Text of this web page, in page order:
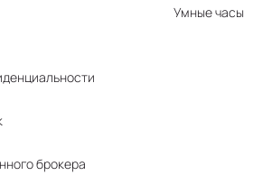
брокера
Умные часы